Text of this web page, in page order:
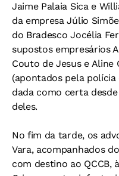
Jaime Palaia Sica e
da empresa Júlio
do Bradesco Jocélia
supostos empresários
Couto de Jesus e Aline
(apontados pela
dada como certa
deles.
No fim da tarde, os
Vara, acompanhados
com destino ao QCCB,